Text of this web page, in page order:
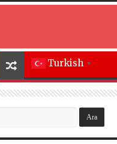
Turkish ▼